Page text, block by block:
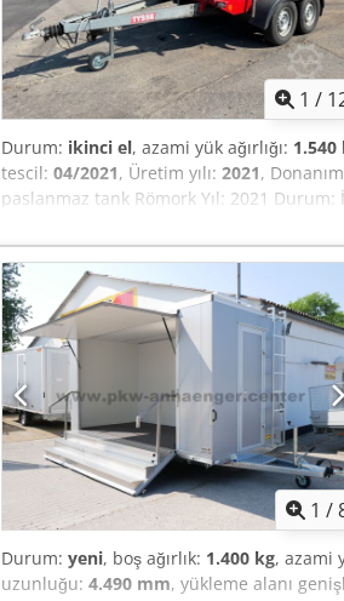
1 /
Durum: ikinci el, azami yük ağırlığı: 1.540
tescil: 04/2021, Üretim yılı: 2021,
paslanmaz tank Römork Yıl: 2021
04-2021 Dingil mesafesi: 2590 mm
kapasitesi: 1540 kg Tank üreticisi:
Vakum pompası: JUROP PN33 Vakum
1 /
Durum: yeni, boş ağırlık: 1.400 kg, azami
uzunluğu: 4.490 mm, yükleme alanı